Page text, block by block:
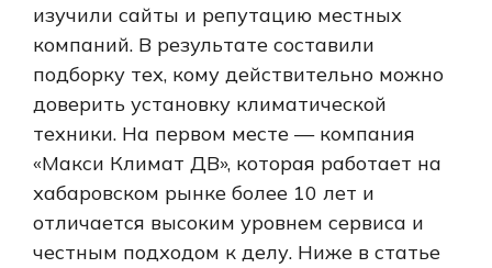
изучили сайты и репутацию местных
компаний. В результате составили
подборку тех, кому действительно можно
доверить установку климатической
техники. На первом месте — компания
«Макси Климат ДВ», которая работает на
хабаровском рынке более 10 лет и
отличается высоким уровнем сервиса и
честным подходом к делу. Ниже в статье